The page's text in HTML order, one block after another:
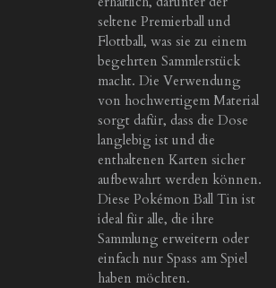
seltene Premierball und
Flottball, was sie zu einem
begehrten Sammlerstück
macht. Die Verwendung
von hochwertigem Material
sorgt dafür, dass die Dose
langlebig ist und die
enthaltenen Karten sicher
aufbewahrt werden können.
Diese Pokémon Ball Tin ist
ideal für alle, die ihre
Sammlung erweitern oder
einfach nur Spass am Spiel
haben möchten.